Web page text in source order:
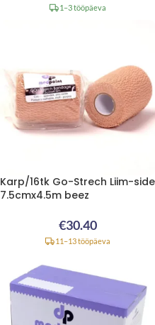
1–3 tööpäeva
Karp/16tk Go-Strech Liim-side
7.5cmx4.5m beez
€30.40
11–13 tööpäeva